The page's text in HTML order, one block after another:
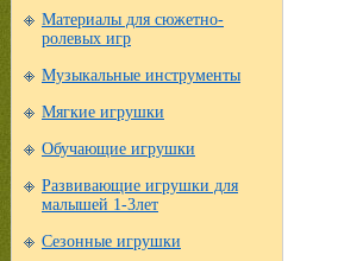
Материалы для сюжетно-
ролевых игр
Музыкальные инструменты
Мягкие игрушки
Обучающие игрушки
Развивающие игрушки для
малышей 1-3лет
Сезонные игрушки